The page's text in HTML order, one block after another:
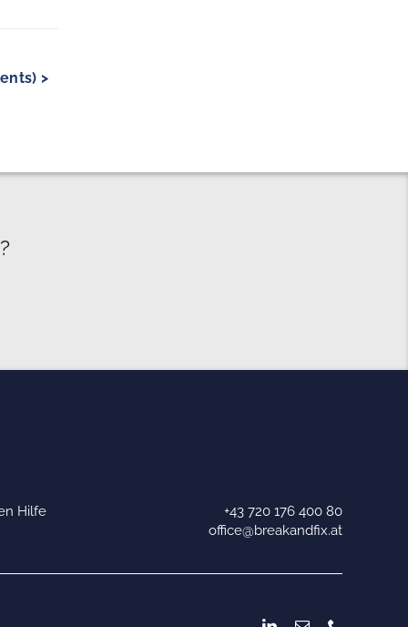
>
Hilfe
+43 720 176 400 80
office@breakandfix.at